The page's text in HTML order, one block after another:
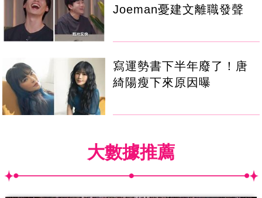
Joeman憂建文離職發聲
寫運勢書下半年廢了！唐
綺陽瘦下來原因曝
大數據推薦